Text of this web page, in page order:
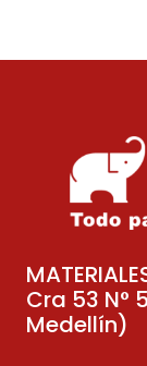
Cra 53 N°
Medellín)